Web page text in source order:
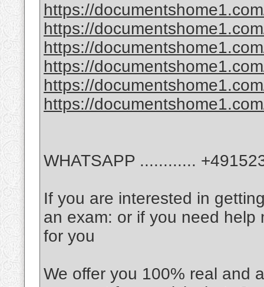
https://
https://
https://
https://
https://
https://
WHATSAPP ............
If you are interested in
an exam: or if you need
for you
We offer you 100% real and